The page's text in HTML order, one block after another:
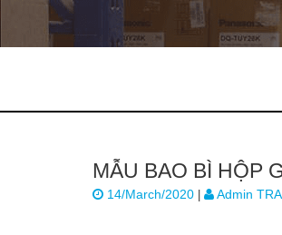
MẪU BAO BÌ HỘP
14/March/2020 Admin